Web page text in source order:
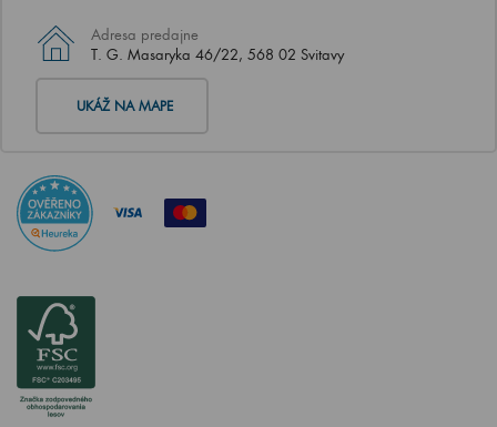
Adresa predajne
T. G. Masaryka 46/22, 568 02 Svitavy
UKÁŽ NA MAPE